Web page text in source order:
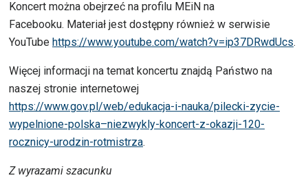
Koncert można obejrzeć na profilu MEiN na
Facebooku. Materiał jest dostępny również w serwisie
YouTube https://www.youtube.com/watch?v=ip37DRwdUcs.
Więcej informacji na temat koncertu znajdą Państwo na
naszej stronie internetowej
https://www.gov.pl/web/edukacja-i-nauka/pilecki-zycie-
wypelnione-polska–niezwykly-koncert-z-okazji-120-
rocznicy-urodzin-rotmistrza.
Z wyrazami szacunku